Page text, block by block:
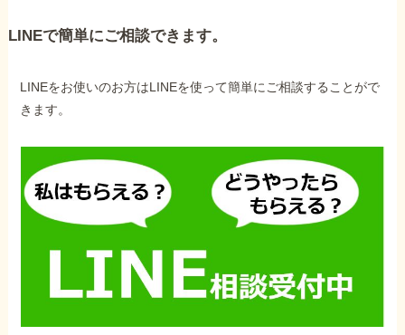
LINEで簡単にご相談できます。
LINEをお使いのお方はLINEを使って簡単にご相談することがで
きます。